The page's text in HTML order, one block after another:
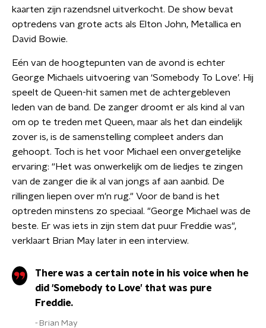
kaarten zijn razendsnel uitverkocht. De show bevat
optredens van grote acts als Elton John, Metallica en
David Bowie.
Eén van de hoogtepunten van de avond is echter
George Michaels uitvoering van ‘Somebody To Love’. Hij
speelt de Queen-hit samen met de achtergebleven
leden van de band. De zanger droomt er als kind al van
om op te treden met Queen, maar als het dan eindelijk
zover is, is de samenstelling compleet anders dan
gehoopt. Toch is het voor Michael een onvergetelijke
ervaring: “Het was onwerkelijk om de liedjes te zingen
van de zanger die ik al van jongs af aan aanbid. De
rillingen liepen over m'n rug." Voor de band is het
optreden minstens zo speciaal. "George Michael was de
beste. Er was iets in zijn stem dat puur Freddie was",
verklaart Brian May later in een interview.
There was a certain note in his voice when he
did 'Somebody to Love’ that was pure
Freddie.
Brian May